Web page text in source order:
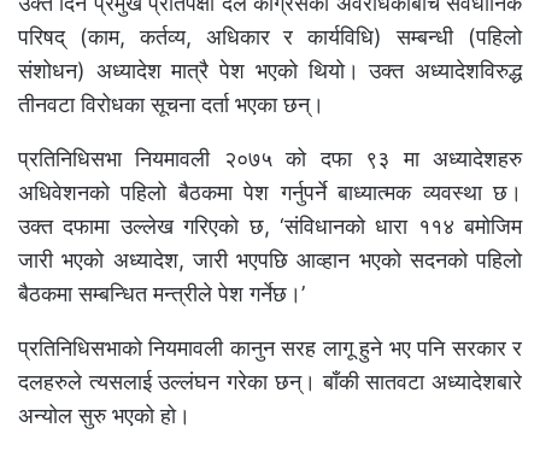
परिषद् (काम, कर्तव्य, अधिकार र कार्यविधि) सम्बन्धी (पहिलो
संशोधन) अध्यादेश मात्रै पेश भएको थियो। उक्त अध्यादेशविरुद्ध
तीनवटा विरोधका सूचना दर्ता भएका छन्।
प्रतिनिधिसभा नियमावली २०७५ को दफा ९३ मा अध्यादेशहरु
अधिवेशनको पहिलो बैठकमा पेश गर्नुपर्ने बाध्यात्मक व्यवस्था छ।
उक्त दफामा उल्लेख गरिएको छ, ‘संविधानको धारा ११४ बमोजिम
जारी भएको अध्यादेश, जारी भएपछि आव्हान भएको सदनको पहिलो
बैठकमा सम्बन्धित मन्त्रीले पेश गर्नेछ।’
प्रतिनिधिसभाको नियमावली कानुन सरह लागू हुने भए पनि सरकार र
दलहरुले त्यसलाई उल्लंघन गरेका छन्। बाँकी सातवटा अध्यादेशबारे
अन्योल सुरु भएको हो।